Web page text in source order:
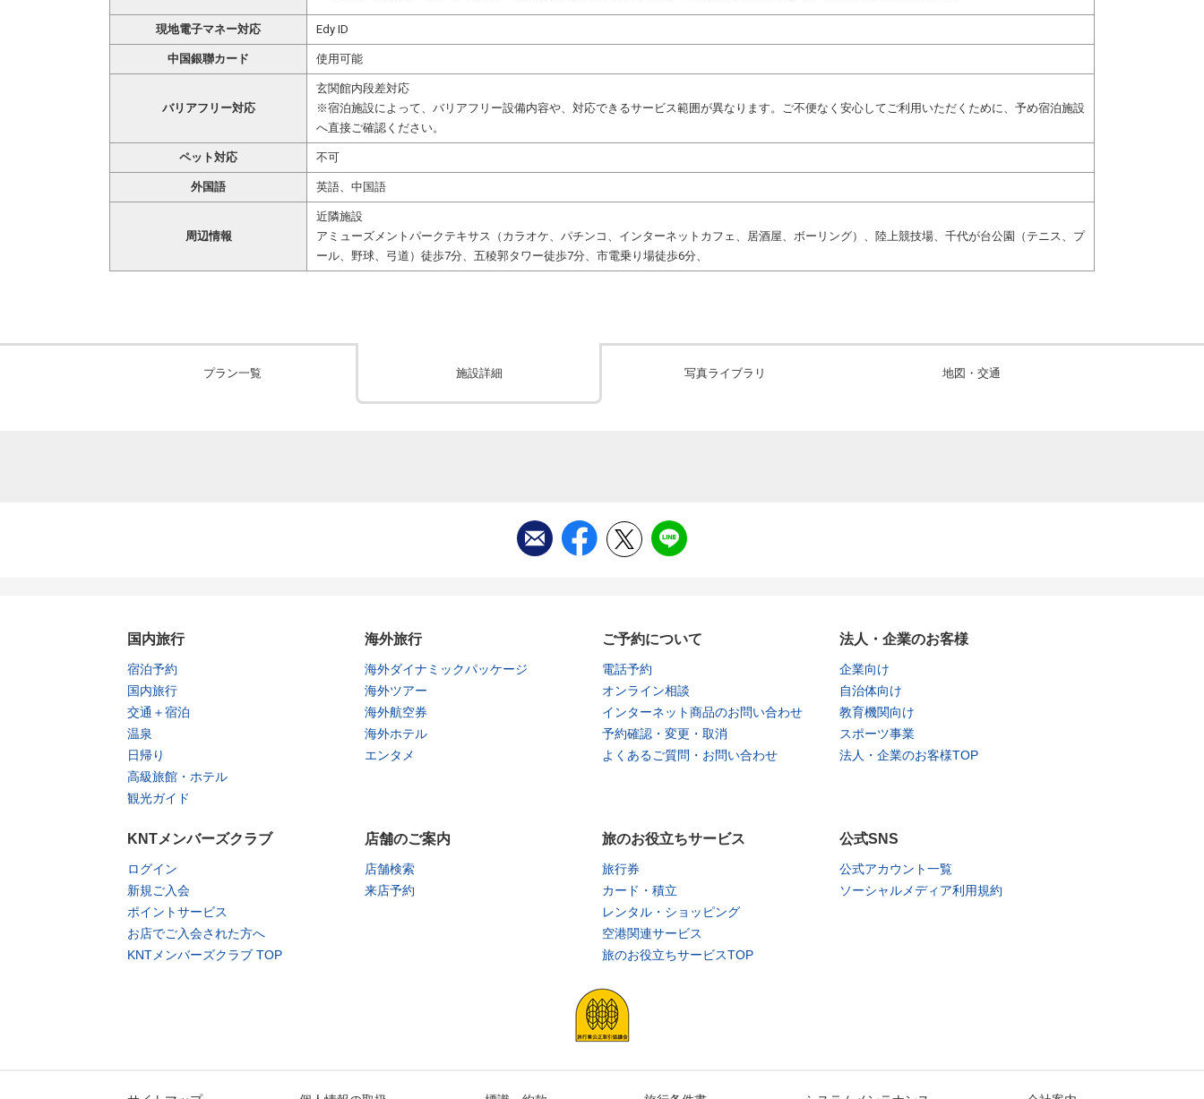
現地電子マネー対応 Edy ID
中国銀聯カード 使用可能
バリアフリー対応
玄関館内段差対応
※宿泊施設によって、バリアフリー設備内容や、対応できるサービス範囲が異なります。ご不便なく安心してご利用いただくために、予め宿泊施設
へ直接ご確認ください。
ペット対応 不可
外国語 英語、中国語
周辺情報
近隣施設
アミューズメントパークテキサス（カラオケ、パチンコ、インターネットカフェ、居酒屋、ボーリング）、陸上競技場、千代が台公園（テニス、プ
ール、野球、弓道）徒歩7分、五稜郭タワー徒歩7分、市電乗り場徒歩6分、
プラン一覧 施設詳細 写真ライブラリ 地図・交通
国内旅行
宿泊予約
国内旅行
交通＋宿泊
温泉
日帰り
高級旅館・ホテル
観光ガイド
海外旅行
海外ダイナミックパッケージ
海外ツアー
海外航空券
海外ホテル
エンタメ
ご予約について
電話予約
オンライン相談
インターネット商品のお問い合わせ
予約確認・変更・取消
よくあるご質問・お問い合わせ
法人・企業のお客様
企業向け
自治体向け
教育機関向け
スポーツ事業
法人・企業のお客様TOP
KNTメンバーズクラブ
ログイン
新規ご入会
ポイントサービス
お店でご入会された方へ
KNTメンバーズクラブ TOP
店舗のご案内
店舗検索
来店予約
旅のお役立ちサービス
旅行券
カード・積立
レンタル・ショッピング
空港関連サービス
旅のお役立ちサービスTOP
公式SNS
公式アカウント一覧
ソーシャルメディア利用規約